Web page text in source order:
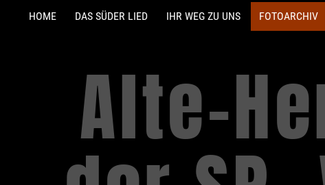
HOME DAS SÜDER LIED IHR WEG ZU UNS FOTOARCHIV
Alte-